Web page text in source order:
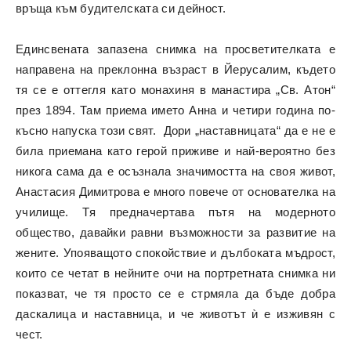
връща към будителската си дейност.
Единсвената запазена снимка на просветителката е
направена на преклонна възраст в Йерусалим, където
тя се е оттегля като монахиня в манастира „Св. Атон“
през 1894. Там приема името Анна и четири година по-
късно напуска този свят. Дори „наставницата“ да е не е
била приемана като герой приживе и най-вероятно без
никога сама да е осъзнала значимостта на своя живот,
Анастасия Димитрова е много повече от основателка на
училище. Тя предначертава пътя на модерното
общество, давайки равни възможности за развитие на
жените. Упояващото спокойствие и дълбоката мъдрост,
които се четат в нейните очи на портретната снимка ни
показват, че тя просто се е стрмяла да бъде добра
даскалица и наставница, и че животът ѝ е изживян с
чест.